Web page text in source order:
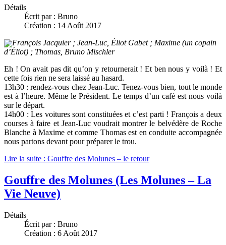
Détails
Écrit par : Bruno
Création : 14 Août 2017
François Jacquier ; Jean-Luc, Éliot Gabet ; Maxime (un copain
d’Éliot) ; Thomas, Bruno Mischler
Eh ! On avait pas dit qu’on y retournerait ! Et ben nous y voilà ! Et
cette fois rien ne sera laissé au hasard.
13h30 : rendez-vous chez Jean-Luc. Tenez-vous bien, tout le monde
est à l’heure. Même le Président. Le temps d’un café est nous voilà
sur le départ.
14h00 : Les voitures sont constituées et c’est parti ! François a deux
courses à faire et Jean-Luc voudrait montrer le belvédère de Roche
Blanche à Maxime et comme Thomas est en conduite accompagnée
nous partons devant pour préparer le trou.
Lire la suite : Gouffre des Molunes – le retour
Gouffre des Molunes (Les Molunes – La
Vie Neuve)
Détails
Écrit par : Bruno
Création : 6 Août 2017